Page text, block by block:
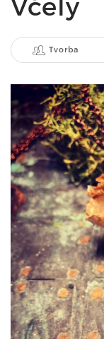
Tvorba